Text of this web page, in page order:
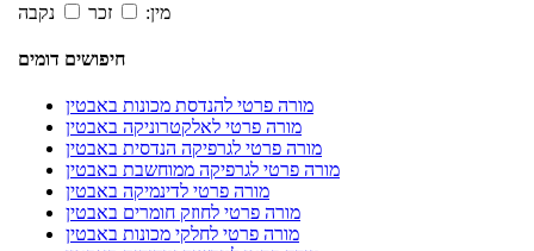
מין:
זכר נקבה
חיפושים דומים
מורה פרטי להנדסת מכונות באבטין
מורה פרטי לאלקטרוניקה באבטין
מורה פרטי לגרפיקה הנדסית באבטין
מורה פרטי לגרפיקה ממוחשבת באבטין
מורה פרטי לדינמיקה באבטין
מורה פרטי לחוזק חומרים באבטין
מורה פרטי לחלקי מכונות באבטין